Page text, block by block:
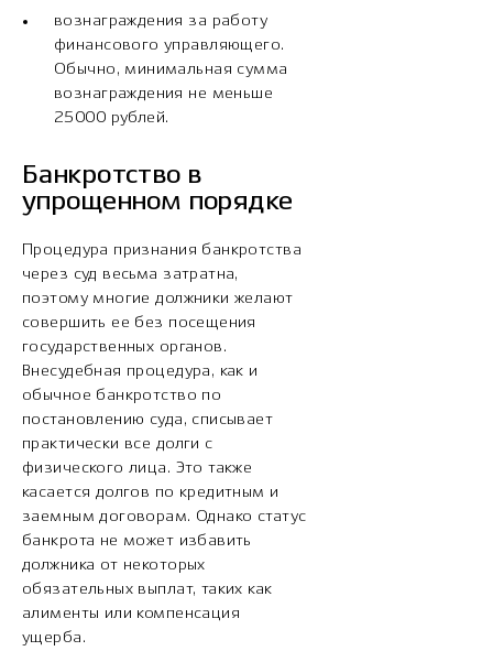
вознаграждения за работу
финансового управляющего.
Обычно, минимальная сумма
вознаграждения не меньше
25000 рублей.
Банкротство в
упрощенном порядке
Процедура признания банкротства
через суд весьма затратна,
поэтому многие должники желают
совершить ее без посещения
государственных органов.
Внесудебная процедура, как и
обычное банкротство по
постановлению суда, списывает
практически все долги с
физического лица. Это также
касается долгов по кредитным и
заемным договорам. Однако статус
банкрота не может избавить
должника от некоторых
обязательных выплат, таких как
алименты или компенсация
ущерба.